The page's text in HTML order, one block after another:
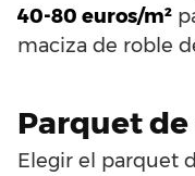
40-80 euros/m²
maciza de roble
Parquet de
Elegir el parquet